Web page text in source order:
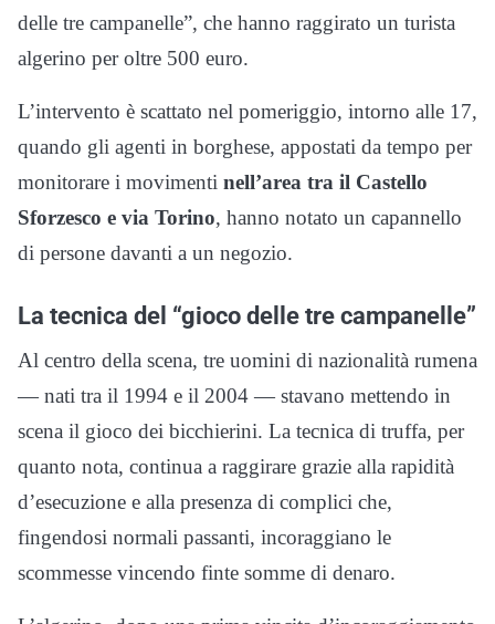
delle tre campanelle”, che hanno raggirato un turista
algerino per oltre 500 euro.
L’intervento è scattato nel pomeriggio, intorno alle 17,
quando gli agenti in borghese, appostati da tempo per
monitorare i movimenti nell’area tra il Castello
Sforzesco e via Torino, hanno notato un capannello
di persone davanti a un negozio.
La tecnica del “gioco delle tre campanelle”
Al centro della scena, tre uomini di nazionalità rumena
— nati tra il 1994 e il 2004 — stavano mettendo in
scena il gioco dei bicchierini. La tecnica di truffa, per
quanto nota, continua a raggirare grazie alla rapidità
d’esecuzione e alla presenza di complici che,
fingendosi normali passanti, incoraggiano le
scommesse vincendo finte somme di denaro.